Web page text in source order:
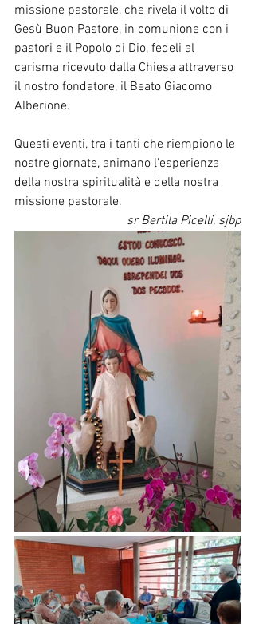
missione pastorale, che rivela il volto di
Gesù Buon Pastore, in comunione con i
pastori e il Popolo di Dio, fedeli al
carisma ricevuto dalla Chiesa attraverso
il nostro fondatore, il Beato Giacomo
Alberione.
Questi eventi, tra i tanti che riempiono le
nostre giornate, animano l'esperienza
della nostra spiritualità e della nostra
missione pastorale.
sr Bertila Picelli, sjbp